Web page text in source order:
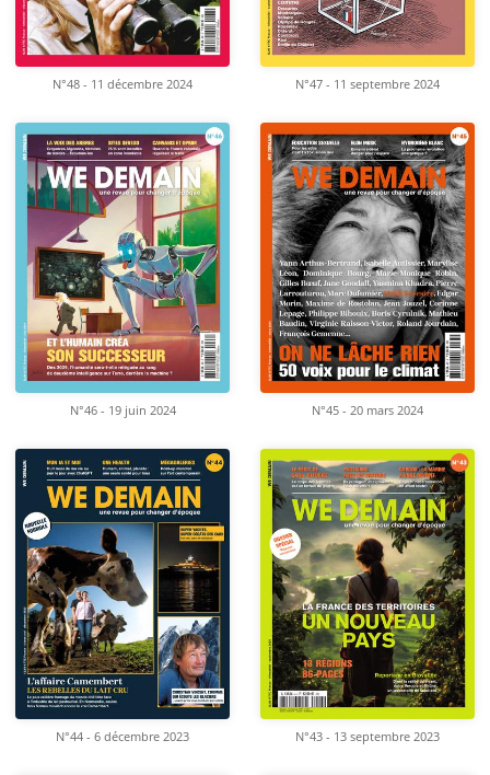
N°48 - 11 décembre 2024 N°47 - 11 septembre 2024
N°46 - 19 juin 2024 N°45 - 20 mars 2024
N°44 - 6 décembre 2023 N°43 - 13 septembre 2023